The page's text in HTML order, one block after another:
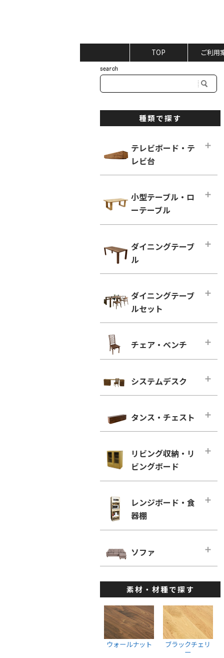
TOP ご利用
種類で探す
テレビボード・テ
レビ台
ロータイプ テレビボード
ハイタイプ テレビボード
幅100cm未満
幅100cm～150cm未満
幅150cm～200cm未満
幅200cm～300cm未満
幅300cm以上
ウォールナット
ブラックチェリー
ホワイトオーク
小型テーブル・ロ
ーテーブル
幅100cm未満
幅100cm以上
引き出し付きタイプ
ウォールナット
ホワイトオーク
ホワイトアッシュ
ダイニングテーブ
ル
幅100cm～150cm未満
幅150cm～200cm未満
2人用
4人用
6人用
シンプルタイプ
ウォールナット
ホワイトオーク
ダイニングテーブ
ルセット
凛／RIN
ブラックチェリー
ホワイトオーク
ホワイトアッシュ
チェア・ベンチ
ダイニングチェア
ブラックチェリー
ホワイトオーク
ホワイトアッシュ
リビングチェア
デスクチェア・オフィスチェア
ベンチ
ウォールナット
ブラックチェリー
ホワイトアッシュ
スツール
システムデスク
■幅160cm
幅160cm－奥行き60cm
■幅180cm
幅180cm－奥行き46cm
幅180cm－奥行き60cm
■幅200cm
幅200cm－奥行き46cm
幅200cm－奥行き60cm
■幅220cm
幅220cm－奥行き46cm
幅220cmー奥行き60cm
■幅240cm
幅240cm－奥行き46cm
幅240cmー奥行き60cm
タンス・チェスト
ローチェスト
幅100cm未満
幅150cm～200cm未満
幅200cm以上
ブラックチェリー
ホワイトオーク
ホワイトアッシュ
幅100cm未満
幅100cm～150cm未満
幅150cm～200cm未満
リビング収納・リ
ビングボード
インページ
キャビネット・サイドボード
ウォールナット
ブラックチェリー
棚・ラック・シェルフ
ウォールナット
ブラックチェリー
ホワイトオーク
レンジボード・食
器棚
ジ
レンジボード
ソファ
カウチソファ
1人掛けソファ
2人掛けソファ
3人掛けソファ
素材・材種で探す
ウォールナット
ブラックチェリ
ー